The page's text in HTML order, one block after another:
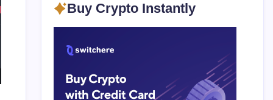
Buy Crypto Instantly